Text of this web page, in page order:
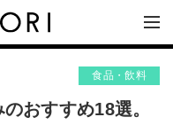
食品・飲料
おすすめ18選。